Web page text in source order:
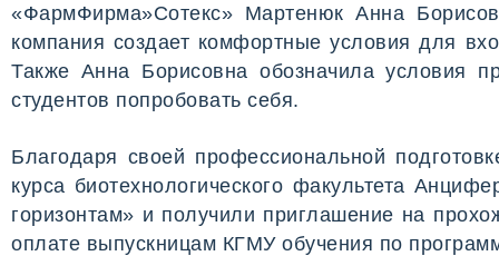
«ФармФирма»Сотекс» Мартенюк Анна
компания создает комфортные условия для
Также Анна Борисовна обозначила условия
студентов попробовать себя.
Благодаря своей профессиональной
курса биотехнологического факультета
горизонтам» и получили приглашение на
оплате выпускницам КГМУ обучения по